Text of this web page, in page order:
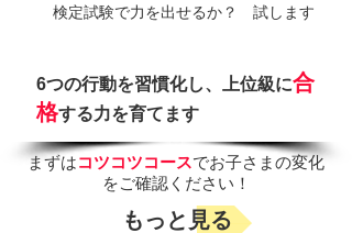
6つの行動を習慣化し、上位級に合
格する力を育てます
もっと見る
まずはコツコツコースでお子さまの変化
をご確認ください！
​ 検定試験で力を出せるか？ 試します